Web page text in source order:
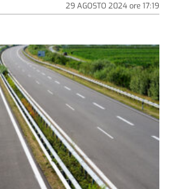
29 AGOSTO 2024ore 17:19